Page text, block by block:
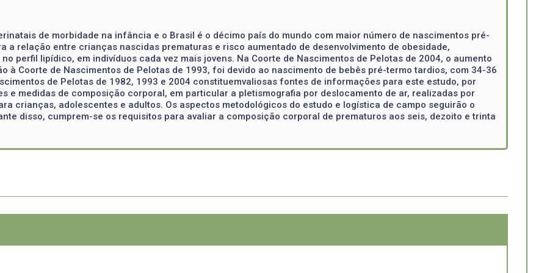
de morbidade na infância e o Brasil é o décimo país do mundo com maior número de nascimentos pré-
a relação entre crianças nascidas prematuras e risco aumentado de desenvolvimento de obesidade,
perfil lipídico, em indivíduos cada vez mais jovens. Na Coorte de Nascimentos de Pelotas de 2004, o aumento
à Coorte de Nascimentos de Pelotas de 1993, foi devido ao nascimento de bebês pré-termo tardios, com 34-36
de Pelotas de 1982, 1993 e 2004 constituemvaliosas fontes de informações para este estudo, por
e medidas de composição corporal, em particular a pletismografia por deslocamento de ar, realizadas por
crianças, adolescentes e adultos. Os aspectos metodológicos do estudo e logística de campo seguirão o
disso, cumprem-se os requisitos para avaliar a composição corporal de prematuros aos seis, dezoito e trinta